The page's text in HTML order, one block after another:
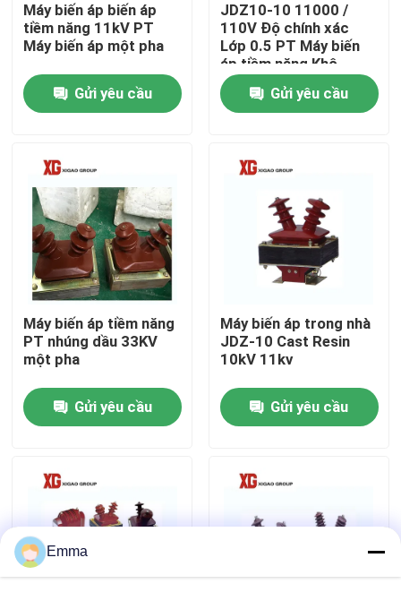
Trang Chủ
Về chúng tôi
Tham quan nhà máy
Kiểm soát chất lượng
Liên hệ chúng tôi
Yêu cầu báo giá
công tắc ngắt không khí
Công tắc ngắt tải SF6
Thiết bị đóng cắt phân phối điện
Máy biến áp biến áp
tiềm năng 11kV PT
Máy biến áp một pha
Gửi yêu cầu
JDZ10-10 11000 /
110V Độ chính xác
Lớp 0.5 PT Máy biến
áp tiềm năng Khô
trong nhà
Gửi yêu cầu
Máy biến áp tiềm năng
PT nhúng dầu 33KV
một pha
Gửi yêu cầu
Máy biến áp trong nhà
JDZ-10 Cast Resin
10kV 11kv
Gửi yêu cầu
Emma